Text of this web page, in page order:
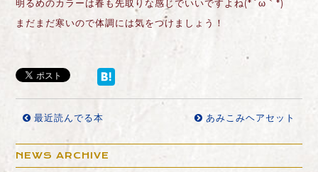
明るめのカラーは春も先取りな感じでいいですよね(*´ω｀*)
まだまだ寒いので体調には気をつけましょう！
最近読んでる本 あみこみヘアセット
NEWS ARCHIVE